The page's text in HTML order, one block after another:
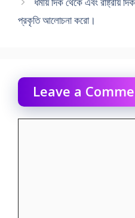
প্রকৃতি আলােচনা করাে।
Leave a